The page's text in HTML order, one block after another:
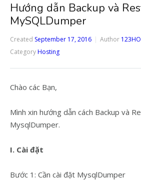
Hướng dẫn Backup và
MySQLDumper
Created September 17, 2016 Author
CategoryHosting
Chào các Bạn,
Mình xin hướng dẫn cách Backup và
MysqlDumper.
I. Cài đặt
Bước 1: Cần cài đặt MysqlDumper